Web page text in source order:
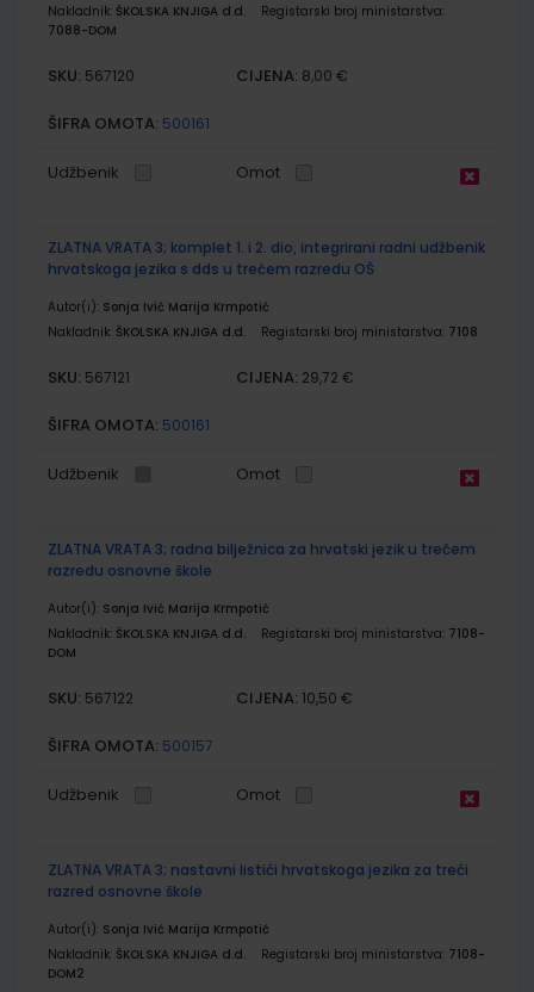
Nakladnik: ŠKOLSKA KNJIGA d.d.
Registarski broj ministarstva:
7088-DOM
SKU: 567120 CIJENA: 8,00 €
ŠIFRA OMOTA: 500161
Udžbenik Omot
ZLATNA VRATA 3; komplet 1. i 2. dio, integrirani radni udžbenik
hrvatskoga jezika s dds u trećem razredu OŠ
Autor(i): Sonja Ivić Marija Krmpotić
Nakladnik: ŠKOLSKA KNJIGA d.d. Registarski broj ministarstva: 7108
SKU: 567121 CIJENA: 29,72 €
ŠIFRA OMOTA: 500161
Udžbenik Omot
ZLATNA VRATA 3; radna bilježnica za hrvatski jezik u trećem
razredu osnovne škole
Autor(i): Sonja Ivić Marija Krmpotić
Nakladnik: ŠKOLSKA KNJIGA d.d. Registarski broj ministarstva: 7108-
DOM
SKU: 567122 CIJENA: 10,50 €
ŠIFRA OMOTA: 500157
Udžbenik Omot
ZLATNA VRATA 3; nastavni listići hrvatskoga jezika za treći
razred osnovne škole
Autor(i): Sonja Ivić Marija Krmpotić
Nakladnik: ŠKOLSKA KNJIGA d.d. Registarski broj ministarstva: 7108-
DOM2